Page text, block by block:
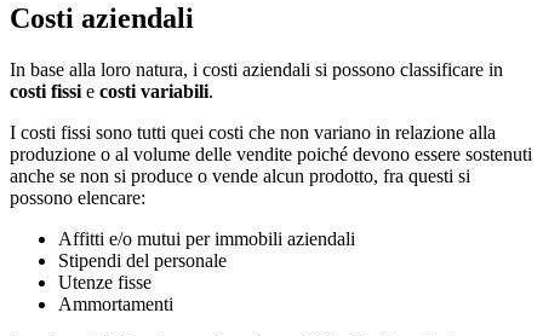
Costi aziendali
In base alla loro natura, i costi aziendali si possono classificare in
costi fissi e costi variabili.
I costi fissi sono tutti quei costi che non variano in relazione alla
produzione o al volume delle vendite poiché devono essere sostenuti
anche se non si produce o vende alcun prodotto, fra questi si
possono elencare:
Affitti e/o mutui per immobili aziendali
Stipendi del personale
Utenze fisse
Ammortamenti